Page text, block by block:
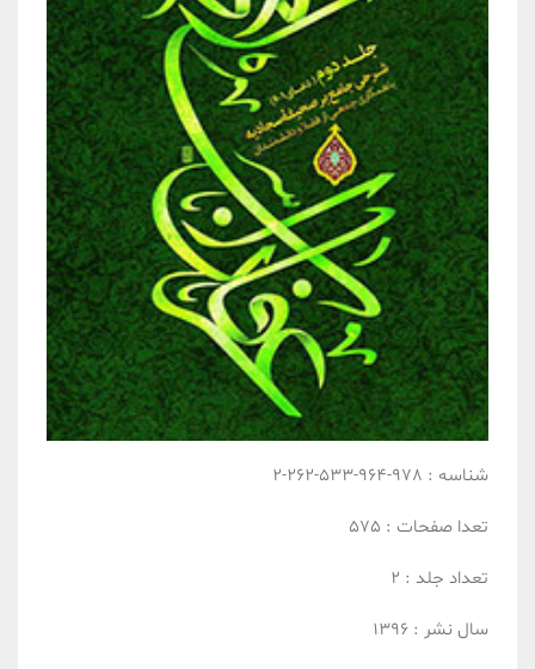
شناسه : 978-964-533-262-2
تعدا صفحات : 575
تعداد جلد : 2
سال نشر : 1396